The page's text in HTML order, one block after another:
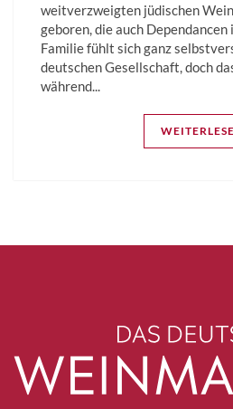
weitverzweigten jüdischen
geboren, die auch
Familie fühlt sich ganz
deutschen Gesellschaft, doch
während...